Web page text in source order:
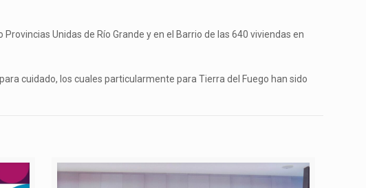
Unidas de Río Grande y en el Barrio de las 640 viviendas en
cuidado, los cuales particularmente para Tierra del Fuego han sido